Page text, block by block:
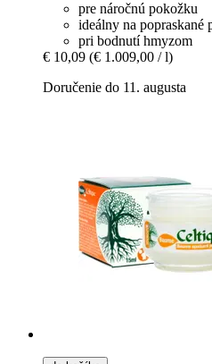
pre náročnú pokožku
ideálny na popraskané
pri bodnutí hmyzom
€ 10,09 (€ 1.009,00 / l)
Doručenie do 11. augusta